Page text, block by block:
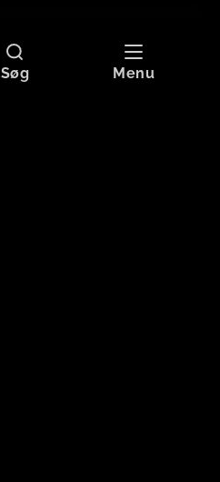
HOLD FINGRENE FRA MOR
Søg Menu